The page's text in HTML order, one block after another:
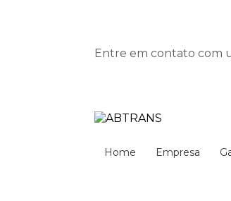
Entre em contato com
Home Empresa